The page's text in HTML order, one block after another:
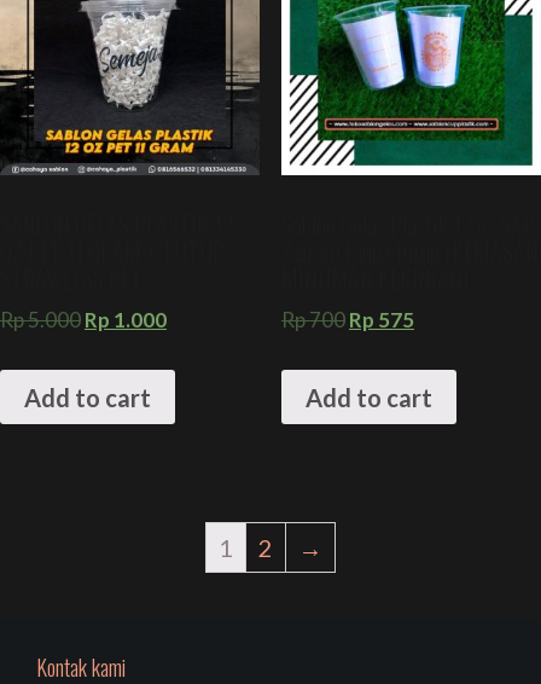
Rp5.000Rp 1.000
Add to cart
Rp700Rp 575
Add to cart
1 2 →
Kontak kami